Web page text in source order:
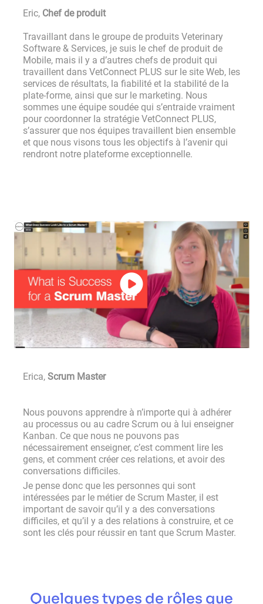
Eric, Chef de produit
Travaillant dans le groupe de produits Veterinary
Software & Services, je suis le chef de produit de
Mobile, mais il y a d’autres chefs de produit qui
travaillent dans VetConnect PLUS sur le site Web, les
services de résultats, la fiabilité et la stabilité de la
plate-forme, ainsi que sur le marketing. Nous
sommes une équipe soudée qui s’entraide vraiment
pour coordonner la stratégie VetConnect PLUS,
s’assurer que nos équipes travaillent bien ensemble
et que nous visons tous les objectifs à l’avenir qui
rendront notre plateforme exceptionnelle.
Erica, Scrum Master
Nous pouvons apprendre à n’importe qui à adhérer
au processus ou au cadre Scrum ou à lui enseigner
Kanban. Ce que nous ne pouvons pas
nécessairement enseigner, c’est comment lire les
gens, et comment créer ces relations, et avoir des
conversations difficiles.
Je pense donc que les personnes qui sont
intéressées par le métier de Scrum Master, il est
important de savoir qu’il y a des conversations
difficiles, et qu’il y a des relations à construire, et ce
sont les clés pour réussir en tant que Scrum Master.
Quelques types de rôles que